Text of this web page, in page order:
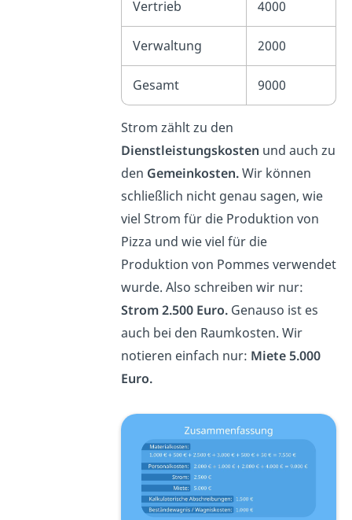
Vertrieb 4000
Verwaltung 2000
Gesamt 9000
Strom zählt zu den
Dienstleistungskosten und auch zu
den Gemeinkosten.Wir können
schließlich nicht genau sagen, wie
viel Strom für die Produktion von
Pizza und wie viel für die
Produktion von Pommes verwendet
wurde. Also schreiben wir nur:
Strom 2.500 Euro.Genauso ist es
auch bei den Raumkosten. Wir
notieren einfach nur: Miete 5.000
Euro.